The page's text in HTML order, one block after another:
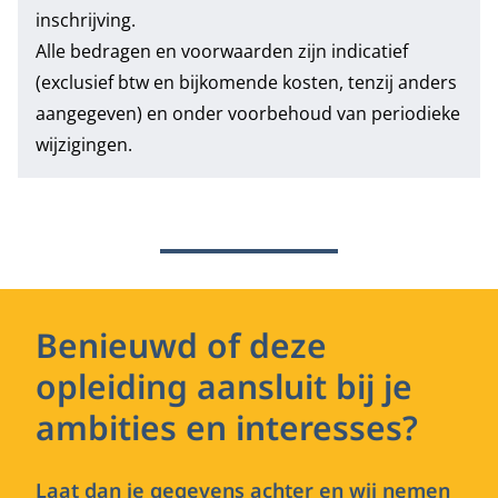
inschrijving.
Alle bedragen en voorwaarden zijn indicatief
(exclusief btw en bijkomende kosten, tenzij anders
aangegeven) en onder voorbehoud van periodieke
wijzigingen.
Benieuwd of deze
opleiding aansluit bij je
ambities en interesses?
Laat dan je gegevens achter en wij nemen